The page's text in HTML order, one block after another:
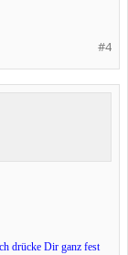
#4
drücke Dir ganz fest